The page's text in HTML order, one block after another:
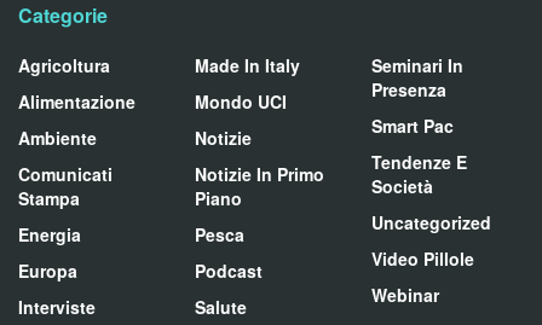
Categorie
Agricoltura
Alimentazione
Ambiente
Comunicati
Stampa
Energia
Europa
Interviste
Made In Italy
Mondo UCI
Notizie
Notizie In Primo
Piano
Pesca
Podcast
Salute
Seminari In
Presenza
Smart Pac
Tendenze E
Società
Uncategorized
Video Pillole
Webinar